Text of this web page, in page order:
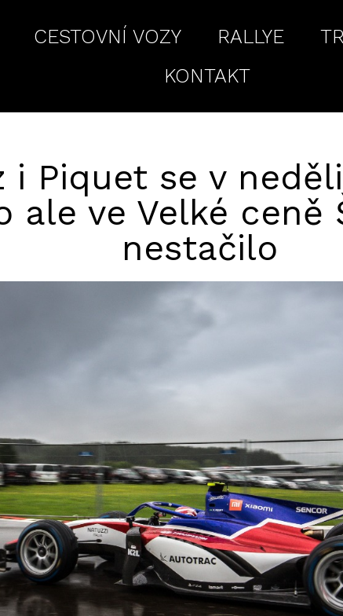
CESTOVNÍ VOZY RALLYE
KONTAKT
i Piquet se v
ale ve Velké ceně
nestačilo